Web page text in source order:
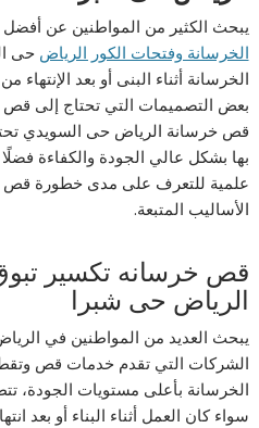
يبحث الكثير من المواطنين عن
الخرسانة وفتحات الكور الرياض حى
الخرسانة أثناء البنى أو بعد الإنتهاء
بعض التصميمات التي تحتاج إلى
قص خرسانة الرياض حى السويدي
بها بشكل عالي الجودة والكفاءة
علمية للتعرف على مدى خطورة قص
الأساليب المتبعة.
قص خرسانه تكسير
الرياض حى شبرا
يبحث العديد من المواطنين في
الشركات التي تقدم خدمات قص
الخرسانة بأعلى مستويات الجودة،
سواء كان العمل أثناء البناء أو بعد